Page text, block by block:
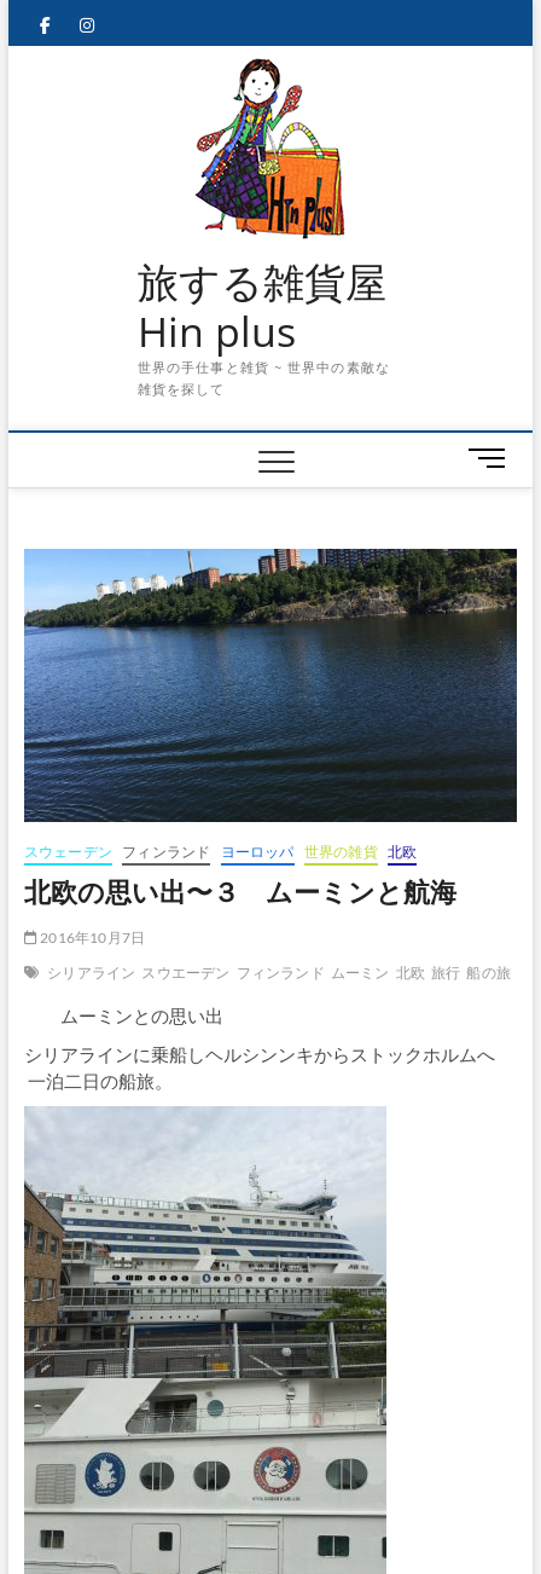
facebookinstagram
旅する雑貨屋
Hin plus
世界の手仕事と雑貨 ~ 世界中の素敵な
雑貨を探して
メ
ニ
ボ
タ
ン
スウェーデン フィンランド ヨーロッパ 世界の雑貨 北欧
北欧の思い出〜３ ムーミンと航海
2016年10月7日
シリアライン スウエーデン フィンランド ムーミン 北欧 旅行 船の旅
ムーミンとの思い出
シリアラインに乗船しヘルシンンキからストックホルムへ
一泊二日の船旅。